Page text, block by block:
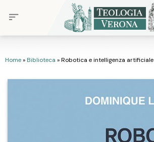
Home»Biblioteca »Robotica e intelligenza artificiale